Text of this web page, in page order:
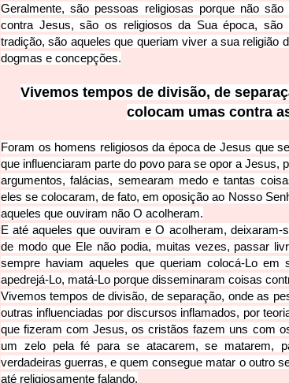
Geralmente, são pessoas religiosas porque não são
contra Jesus, são os religiosos da Sua época, são
tradição, são aqueles que queriam viver a sua religião
dogmas e concepções.
Vivemos tempos de divisão, de
colocam umas contra
Foram os homens religiosos da época de Jesus que
que influenciaram parte do povo para se opor a Jesus,
argumentos, falácias, semearam medo e tantas
eles se colocaram, de fato, em oposição ao Nosso
aqueles que ouviram não O acolheram.
E até aqueles que ouviram e O acolheram, deixaram-
de modo que Ele não podia, muitas vezes, passar
sempre haviam aqueles que queriam colocá-Lo em
apedrejá-Lo, matá-Lo porque disseminaram coisas
Vivemos tempos de divisão, de separação, onde as
outras influenciadas por discursos inflamados, por
que fizeram com Jesus, os cristãos fazem uns com
um zelo pela fé para se atacarem, se matarem,
verdadeiras guerras, e quem consegue matar o outro
até religiosamente falando.